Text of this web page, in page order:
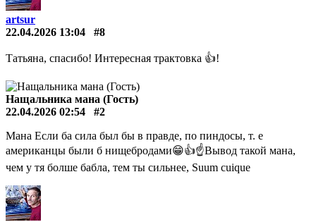
artsur
22.04.2026 13:04
#8
Татьяна, спасибо! Интересная трактовка 👍!
Нащальника мана (Гость)
22.04.2026 02:54
#2
Мана Если ба сила был бы в правде, по пиндосы, т. е
американцы были б нищебродами😁👍☝️Вывод такой мана,
чем у тя болше бабла, тем ты сильнее, Suum cuique